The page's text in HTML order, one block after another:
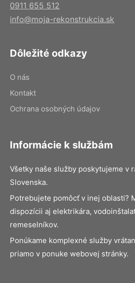
0911 655 512
info@moja-rekonstrukcia.sk
Dôležité odkazy
O nás
Kontakt
Ochrana osobných údajov
Informácie k službám
Všetky naše služby poskytujeme v
Slovenska.
Potrebujete pomôcť v inej oblasti?
dispozícii aj elektrikára,
remeselníkov.
Ponúkame komplexné služby
priamo v ponuke webovej stránky.